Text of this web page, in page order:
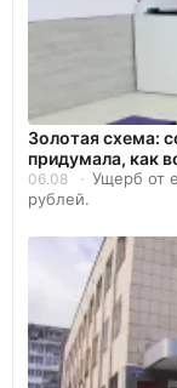
Золотая схема:
придумала, как
06.08
Ущерб от
рублей.